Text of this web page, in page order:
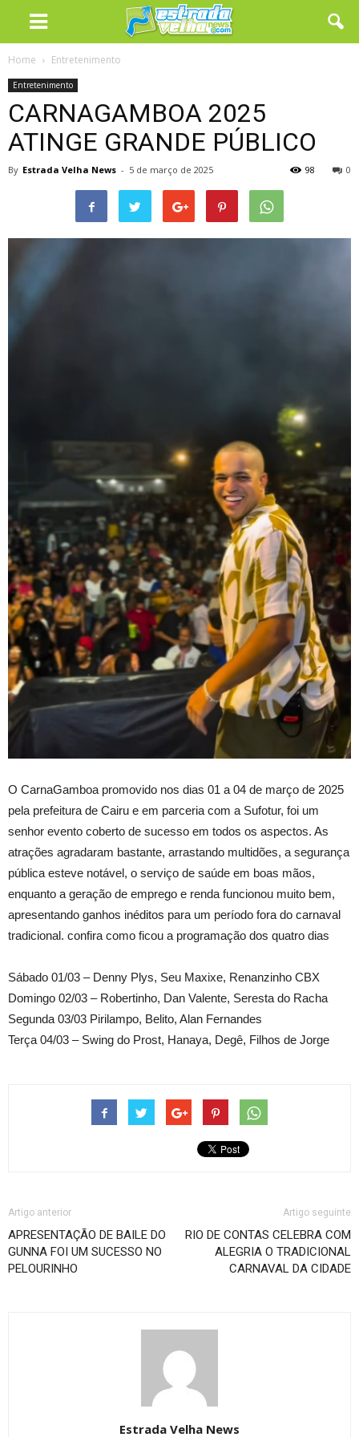
Home Entretenimento
Entretenimento
CARNAGAMBOA 2025
ATINGE GRANDE PÚBLICO
By Estrada Velha News - 5 de março de 2025 0
98
O CarnaGamboa promovido nos dias 01 a 04 de março de 2025
pela prefeitura de Cairu e em parceria com a Sufotur, foi um
senhor evento coberto de sucesso em todos os aspectos. As
atrações agradaram bastante, arrastando multidões, a segurança
pública esteve notável, o serviço de saúde em boas mãos,
enquanto a geração de emprego e renda funcionou muito bem,
apresentando ganhos inéditos para um período fora do carnaval
tradicional. confira como ficou a programação dos quatro dias
Sábado 01/03 – Denny Plys, Seu Maxixe, Renanzinho CBX
Domingo 02/03 – Robertinho, Dan Valente, Seresta do Racha
Segunda 03/03 Pirilampo, Belito, Alan Fernandes
Terça 04/03 – Swing do Prost, Hanaya, Degê, Filhos de Jorge
Artigo anterior
APRESENTAÇÃO DE BAILE DO
GUNNA FOI UM SUCESSO NO
PELOURINHO
Artigo seguinte
RIO DE CONTAS CELEBRA COM
ALEGRIA O TRADICIONAL
CARNAVAL DA CIDADE
Estrada Velha News